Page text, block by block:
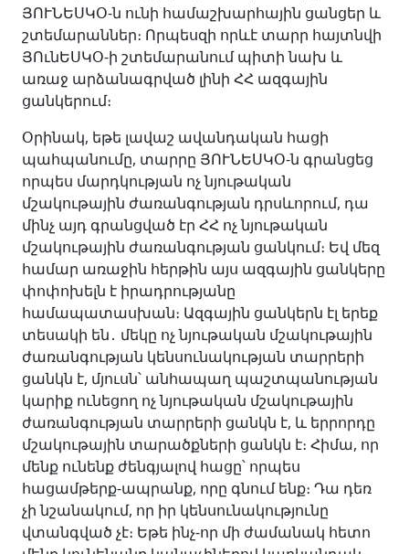
ՅՈՒՆԵՍԿՕ-ն ունի համաշխարհային ցանցեր և
շտեմարաններ։ Որպեսզի որևէ տարր հայտնվի
ՅՈւնԵՍԿՕ-ի շտեմարանում պիտի նախ և
առաջ արձանագրված լինի ՀՀ ազգային
ցանկերում։
Օրինակ, եթե լավաշ ավանդական հացի
պահպանումը, տարրը ՅՈՒՆԵՍԿՕ-ն գրանցեց
որպես մարդկության ոչ նյութական
մշակութային ժառանգության դրսևորում, դա
մինչ այդ գրանցված էր ՀՀ ոչ նյութական
մշակութային ժառանգության ցանկում։ Եվ մեզ
համար առաջին հերթին այս ազգային ցանկերը
փոփոխելն է իրադրությանը
համապատասխան։ Ազգային ցանկերն էլ երեք
տեսակի են․ մեկը ոչ նյութական մշակութային
ժառանգության կենսունակության տարրերի
ցանկն է, մյուսն՝ անհապաղ պաշտպանության
կարիք ունեցող ոչ նյութական մշակութային
ժառանգության տարրերի ցանկն է, և երրորդը
մշակութային տարածքների ցանկն է։ Հիմա, որ
մենք ունենք ժենգյալով հացը՝ որպես
հացամթերք-ապրանք, որը գնում ենք։ Դա դեռ
չի նշանակում, որ իր կենսունակությունը
վտանգված չէ։ Եթե ինչ-որ մի ժամանակ հետո